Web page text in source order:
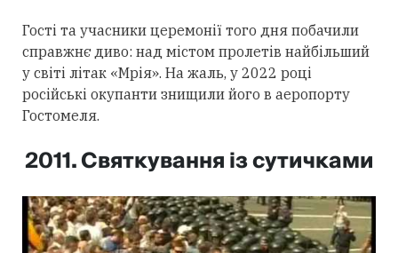
Гості та учасники церемонії того дня побачили
справжнє диво: над містом пролетів найбільший
у світі літак «Мрія». На жаль, у 2022 році
російські окупанти знищили його в аеропорту
Гостомеля.
2011. Святкування із сутичками